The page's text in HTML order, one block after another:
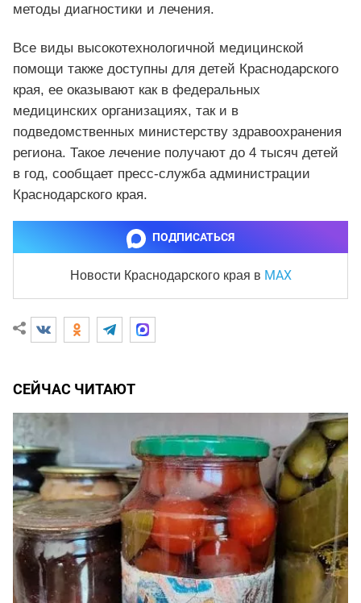
методы диагностики и лечения.
Все виды высокотехнологичной медицинской
помощи также доступны для детей Краснодарского
края, ее оказывают как в федеральных
медицинских организациях, так и в
подведомственных министерству здравоохранения
региона. Такое лечение получают до 4 тысяч детей
в год, сообщает пресс-служба администрации
Краснодарского края.
ПОДПИСАТЬСЯ
Новости Краснодарского края в MAX
СЕЙЧАС ЧИТАЮТ